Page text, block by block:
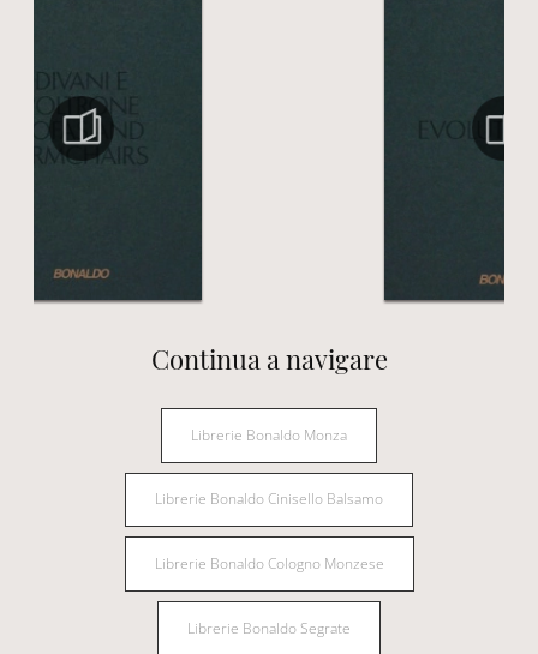
Continua a navigare
Librerie Bonaldo Monza
Librerie Bonaldo Cinisello Balsamo
Librerie Bonaldo Cologno Monzese
Librerie Bonaldo Segrate